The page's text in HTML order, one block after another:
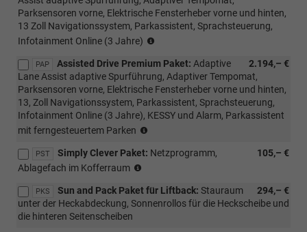
Parksensoren vorne, Elektrische Fensterheber vorne und hinten,
13 Zoll Navigationssystem, Parkassistent, Sprachsteuerung,
Infotainment Online (3 Jahre)
Loft
kombinierbar)
PAP 2.194,– €
Assisted Drive Premium Paket: Adaptive
Lane Assist adaptive Spurführung, Adaptiver Tempomat,
Parksensoren vorne, Elektrische Fensterheber vorne und hinten,
13, Zoll Navigationssystem, Parkassistent, Sprachsteuerung,
Infotainment Online (3 Jahre), KESSY und Alarm, Parkassistent
mit ferngesteuertem Parken
Loft
für
AP)
PST 105,– €
Simply Clever Paket: Netzprogramm,
Ablagefach im Kofferraum
für
m-
PKS 294,– €
Sun and Pack Paket für Liftback: Stauraum
unter der Heckabdeckung, Sonnenrollos für die Heckscheibe und
die hinteren Seitenscheiben